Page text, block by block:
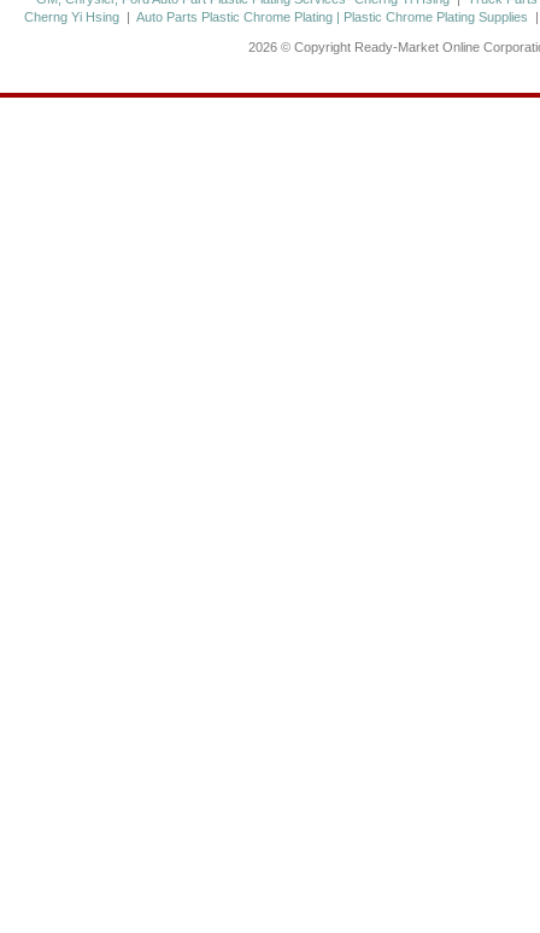
Cherng Yi Hsing |Auto Parts Plastic Chrome Plating | Plastic Chrome Plating Supplies
2026 © Copyright Ready-Market Online